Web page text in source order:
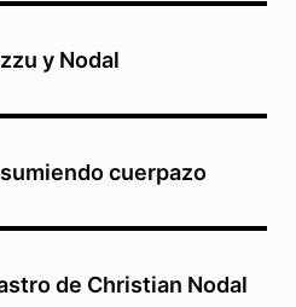
y Nodal
cuerpazo
de Christian Nodal